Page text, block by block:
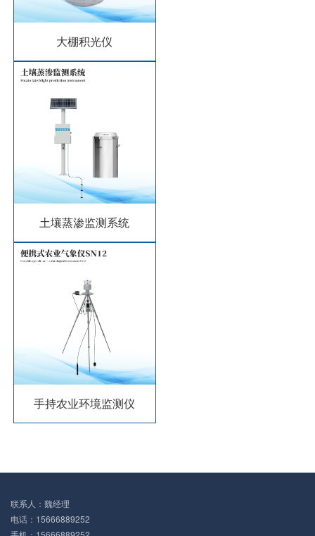
大棚积光仪
土壤蒸渗监测系统
手持农业环境监测仪
联系人：魏经理
电话：15666889252